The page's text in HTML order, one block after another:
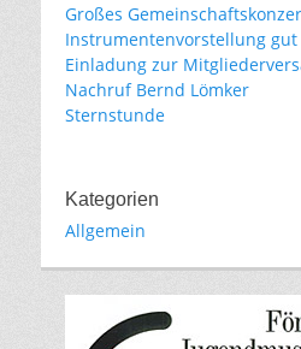
Großes
Instrumentenvorstellung
Einladung zur
Nachruf Bernd Lömker
Sternstunde
Kategorien
Allgemein